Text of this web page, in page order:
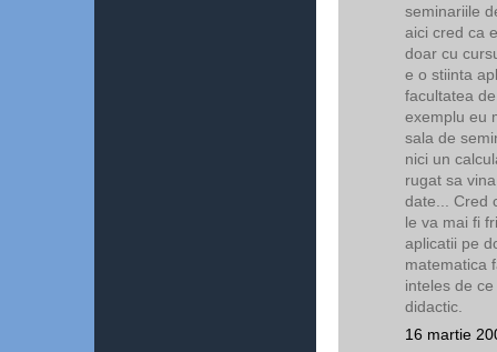
seminariile
aici cred ca
doar cu
e o stiinta
facultatea
exemplu eu
sala de
nici un
rugat sa
date... Cred
le va mai fi
aplicatii pe
matematica
inteles de
didactic.
16 martie